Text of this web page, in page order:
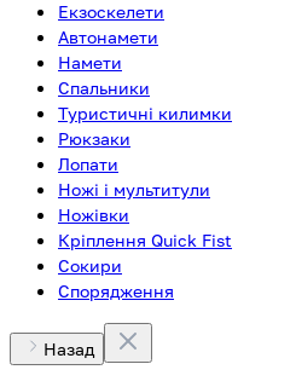
Екзоскелети
Автонамети
Намети
Спальники
Туристичні килимки
Рюкзаки
Лопати
Ножі і мультитули
Ножівки
Кріплення Quick Fist
Сокири
Спорядження
Назад